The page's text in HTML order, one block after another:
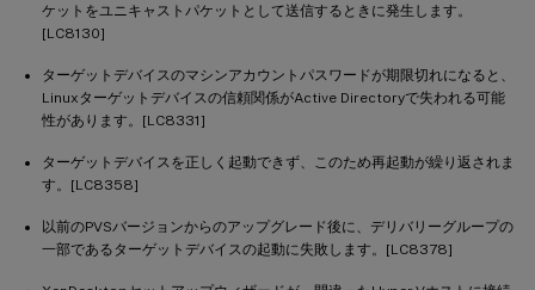
ケットをユニキャストパケットとして送信するときに発生します。
[LC8130]
ターゲットデバイスのマシンアカウントパスワードが期限切れになると、
Linuxターゲットデバイスの信頼関係がActive Directoryで失われる可能
性があります。[LC8331]
ターゲットデバイスを正しく起動できず、このため再起動が繰り返されま
す。[LC8358]
以前のPVSバージョンからのアップグレード後に、デリバリーグループの
一部であるターゲットデバイスの起動に失敗します。[LC8378]